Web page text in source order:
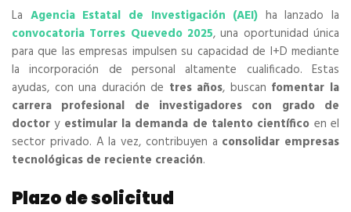
La Agencia Estatal de Investigación (AEI) ha lanzado la
convocatoria Torres Quevedo 2025, una oportunidad única
para que las empresas impulsen su capacidad de I+D mediante
la incorporación de personal altamente cualificado. Estas
ayudas, con una duración de tres años, buscan fomentar la
carrera profesional de investigadores con grado de
doctor y estimular la demanda de talento científico en el
sector privado. A la vez, contribuyen a consolidar empresas
tecnológicas de reciente creación.
Plazo de solicitud